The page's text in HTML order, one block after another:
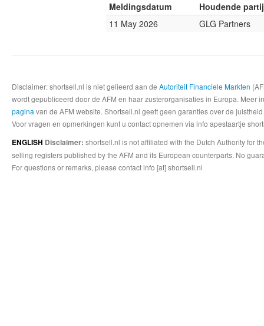
Meldingsdatum
Houdende partij
11 May 2026
GLG Partners
Disclaimer: shortsell.nl is niet gelieerd aan de Autoriteit Financiele Markten
wordt gepubliceerd door de AFM en haar zusterorganisaties in Europa.
pagina van de AFM website. Shortsell.nl geeft geen garanties over de
Voor vragen en opmerkingen kunt u contact opnemen via info apestaartje
ENGLISH Disclaimer: shortsell.nl is not affiliated with the Dutch Authority for
selling registers published by the AFM and its European counterparts. No
For questions or remarks, please contact info [at] shortsell.nl